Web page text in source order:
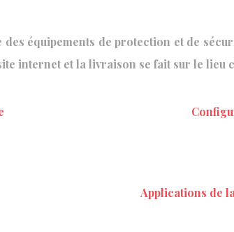
équipements de protection et de
internet et la livraison se fait sur le lieu
Applications de